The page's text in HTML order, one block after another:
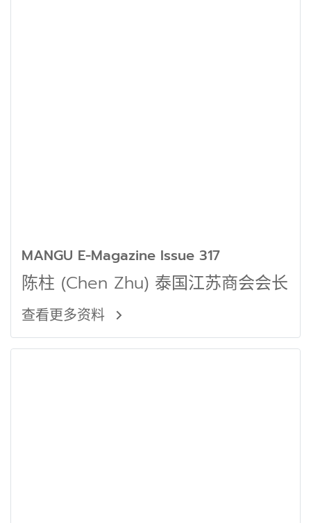
MANGU E-Magazine Issue 317
陈柱 (Chen Zhu) 泰国江苏商会会长
查看更多资料